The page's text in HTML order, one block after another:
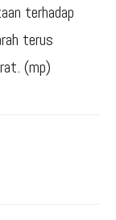
terhadap
terus
(mp)